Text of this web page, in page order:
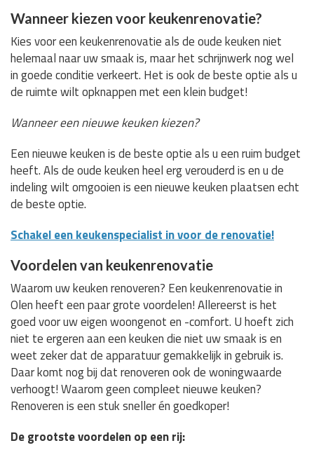
Wanneer kiezen voor keukenrenovatie?
Kies voor een keukenrenovatie als de oude keuken niet
helemaal naar uw smaak is, maar het schrijnwerk nog wel
in goede conditie verkeert. Het is ook de beste optie als u
de ruimte wilt opknappen met een klein budget!
Wanneer een nieuwe keuken kiezen?
Een nieuwe keuken is de beste optie als u een ruim budget
heeft. Als de oude keuken heel erg verouderd is en u de
indeling wilt omgooien is een nieuwe keuken plaatsen echt
de beste optie.
Schakel een keukenspecialist in voor de renovatie!
Voordelen van keukenrenovatie
Waarom uw keuken renoveren? Een keukenrenovatie in
Olen heeft een paar grote voordelen! Allereerst is het
goed voor uw eigen woongenot en -comfort. U hoeft zich
niet te ergeren aan een keuken die niet uw smaak is en
weet zeker dat de apparatuur gemakkelijk in gebruik is.
Daar komt nog bij dat renoveren ook de woningwaarde
verhoogt! Waarom geen compleet nieuwe keuken?
Renoveren is een stuk sneller én goedkoper!
De grootste voordelen op een rij: